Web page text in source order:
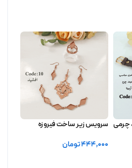
چرمی سرویس زیر ساخت فیروزه
444,000تومان